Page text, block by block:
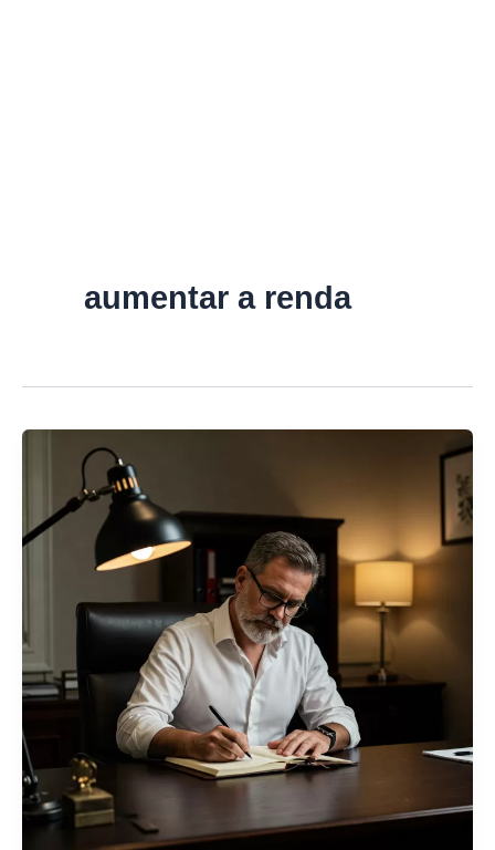
aumentar a renda